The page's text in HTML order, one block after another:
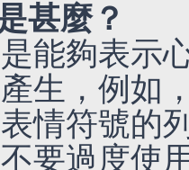
甚麼？
能夠表示
生，例如
情符號的
要過度使